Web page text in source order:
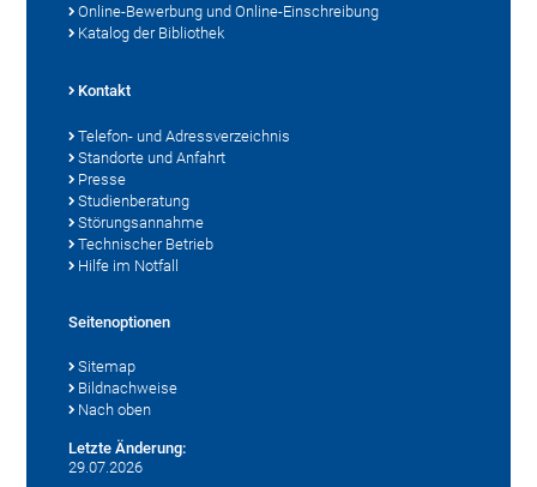
Online-Bewerbung und Online-Einschreibung
Katalog der Bibliothek
Kontakt
Telefon- und Adressverzeichnis
Standorte und Anfahrt
Presse
Studienberatung
Störungsannahme
Technischer Betrieb
Hilfe im Notfall
Seitenoptionen
Sitemap
Bildnachweise
Nach oben
Letzte Änderung:
29.07.2026